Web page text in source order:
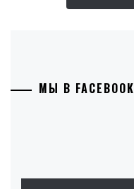
МЫ В FACEBOOK